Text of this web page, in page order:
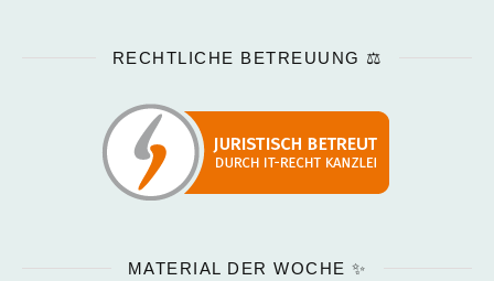
RECHTLICHE BETREUUNG ⚖️
MATERIAL DER WOCHE ✨